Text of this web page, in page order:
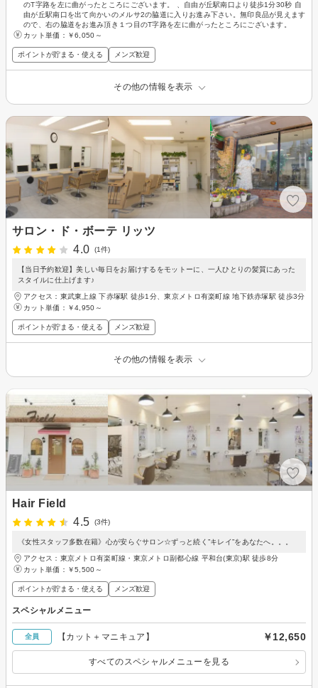
のT字路を左に曲がったところにございます。 、自由が丘駅南口より徒歩1分30秒 自
由が丘駅南口を出て向かいのメルサ2の脇道に入りお進み下さい。無印良品が見えます
ので、右の脇道をお進み頂き１つ目のT字路を左に曲がったところにございます。
カット単価： ￥6,050～
ポイントが貯まる・使える メンズ歓迎
その他の情報を表示
サロン・ド・ボーテ リッツ
4.0
(1件)
【当日予約歓迎】美しい毎日をお届けするをモットーに、一人ひとりの髪質にあった
スタイルに仕上げます♪
アクセス：東武東上線 下赤塚駅 徒歩1分、東京メトロ有楽町線 地下鉄赤塚駅 徒歩3分
カット単価： ￥4,950～
ポイントが貯まる・使える メンズ歓迎
その他の情報を表示
Hair Field
4.5
(3件)
《女性スタッフ多数在籍》心が安らぐサロン☆ずっと続く”キレイ”をあなたへ。。。
アクセス：東京メトロ有楽町線・東京メトロ副都心線 平和台(東京)駅 徒歩8分
カット単価： ￥5,500～
ポイントが貯まる・使える メンズ歓迎
スペシャルメニュー
全員 【カット＋マニキュア】 ￥12,650
すべてのスペシャルメニューを見る